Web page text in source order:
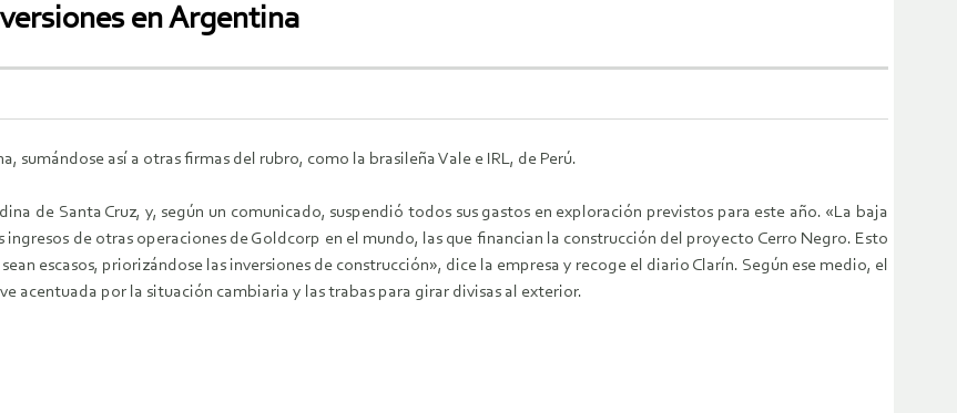
en Argentina
sumándose así a otras firmas del rubro, como la brasileña Vale e IRL, de Perú.
de Santa Cruz, y, según un comunicado, suspendió todos sus gastos en exploración previstos para este año. «La baja
de otras operaciones de Goldcorp en el mundo, las que financian la construcción del proyecto Cerro Negro. Esto
escasos, priorizándose las inversiones de construcción», dice la empresa y recoge el diario Clarín. Según ese medio, el
acentuada por la situación cambiaria y las trabas para girar divisas al exterior.